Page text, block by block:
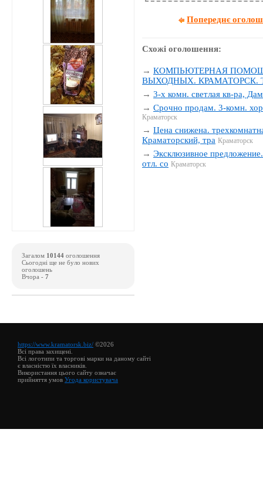
Попереднє
Схожі оголошення:
→КОМПЬЮТЕРНАЯ
ВЫХОДНЫХ. КРАМАТОРСК.
→3-х комн. светлая кв-ра,
→Срочно продам. 3-комн.
Краматорск
→Цена снижена.
Краматорский, тра Краматорск
→Эксклюзивное
отл. со Краматорск
Загалом 10144 оголошення
Сьогодні ще не було нових
оголошень
Вчора - 7
https://www.kramatorsk.biz/ ©2026
Всі права захищені.
Всі логотипи та торгові марки на даному сайті
є власністю їх власників.
Використання цього сайту означає
прийняття умов Угода користувача